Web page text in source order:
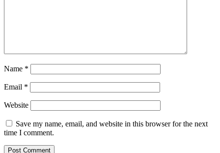
Name *
Email *
Website
Save my name, email, and website in this browser for the next
time I comment.